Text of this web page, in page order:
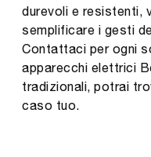
durevoli e resistenti,
semplificare i gesti
Contattaci per ogni
apparecchi elettrici
tradizionali, potrai
caso tuo.